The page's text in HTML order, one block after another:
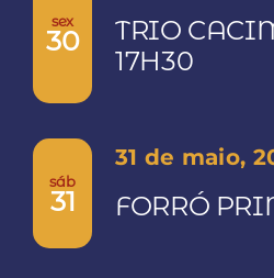
sex
30
TRIO
17H30
sáb
31 FORRÓ
31 de maio,